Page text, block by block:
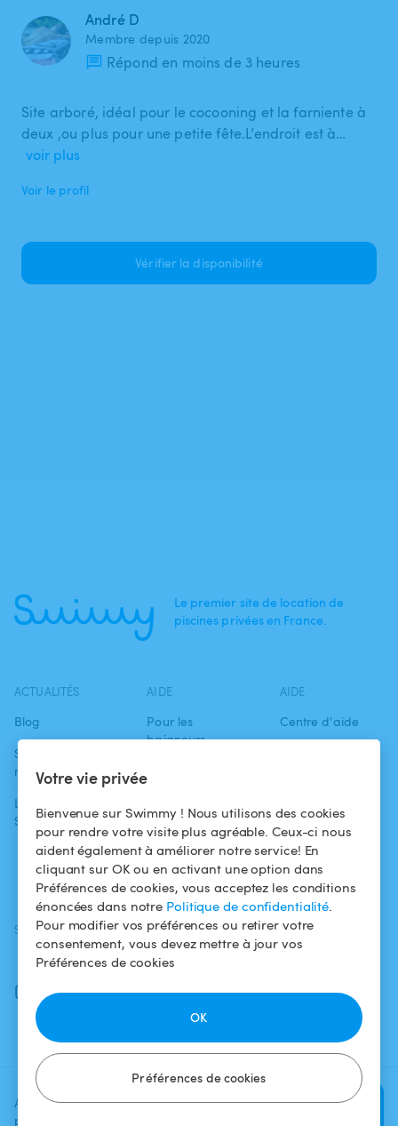
Votre vie privée
Bienvenue sur Swimmy ! Nous utilisons des cookies
pour rendre votre visite plus agréable. Ceux-ci nous
aident également à améliorer notre service! En
cliquant sur OK ou en activant une option dans
Préférences de cookies, vous acceptez les conditions
énoncées dans notre Politique de confidentialité.
Pour modifier vos préférences ou retirer votre
consentement, vous devez mettre à jour vos
Préférences de cookies
Préférences de cookies
OK
Ajoutez une date et un créneau
pour voir le prix
Vérifier la
André D
Membre depuis 2020
Répond en moins de 3 heures
Site arboré, idéal pour le cocooning et la farniente à
deux ,ou plus pour une petite fête.L’endroit est à…
voir plus
Voir le profil
Vérifier la disponibilité
Le premier site de location de
piscines privées en France.
ACTUALITÉS
Blog
Swimmy dans les
médias
L'aventure
Swimmy
AIDE
Pour les
baigneurs
Louer ma piscine
Comment ça
marche ?
AIDE
Centre d'aide
confidentialité
Mentions légales
SUIVEZ-NOUS
Facebook
Instagram
TÉLÉCHARGEZ L'APP